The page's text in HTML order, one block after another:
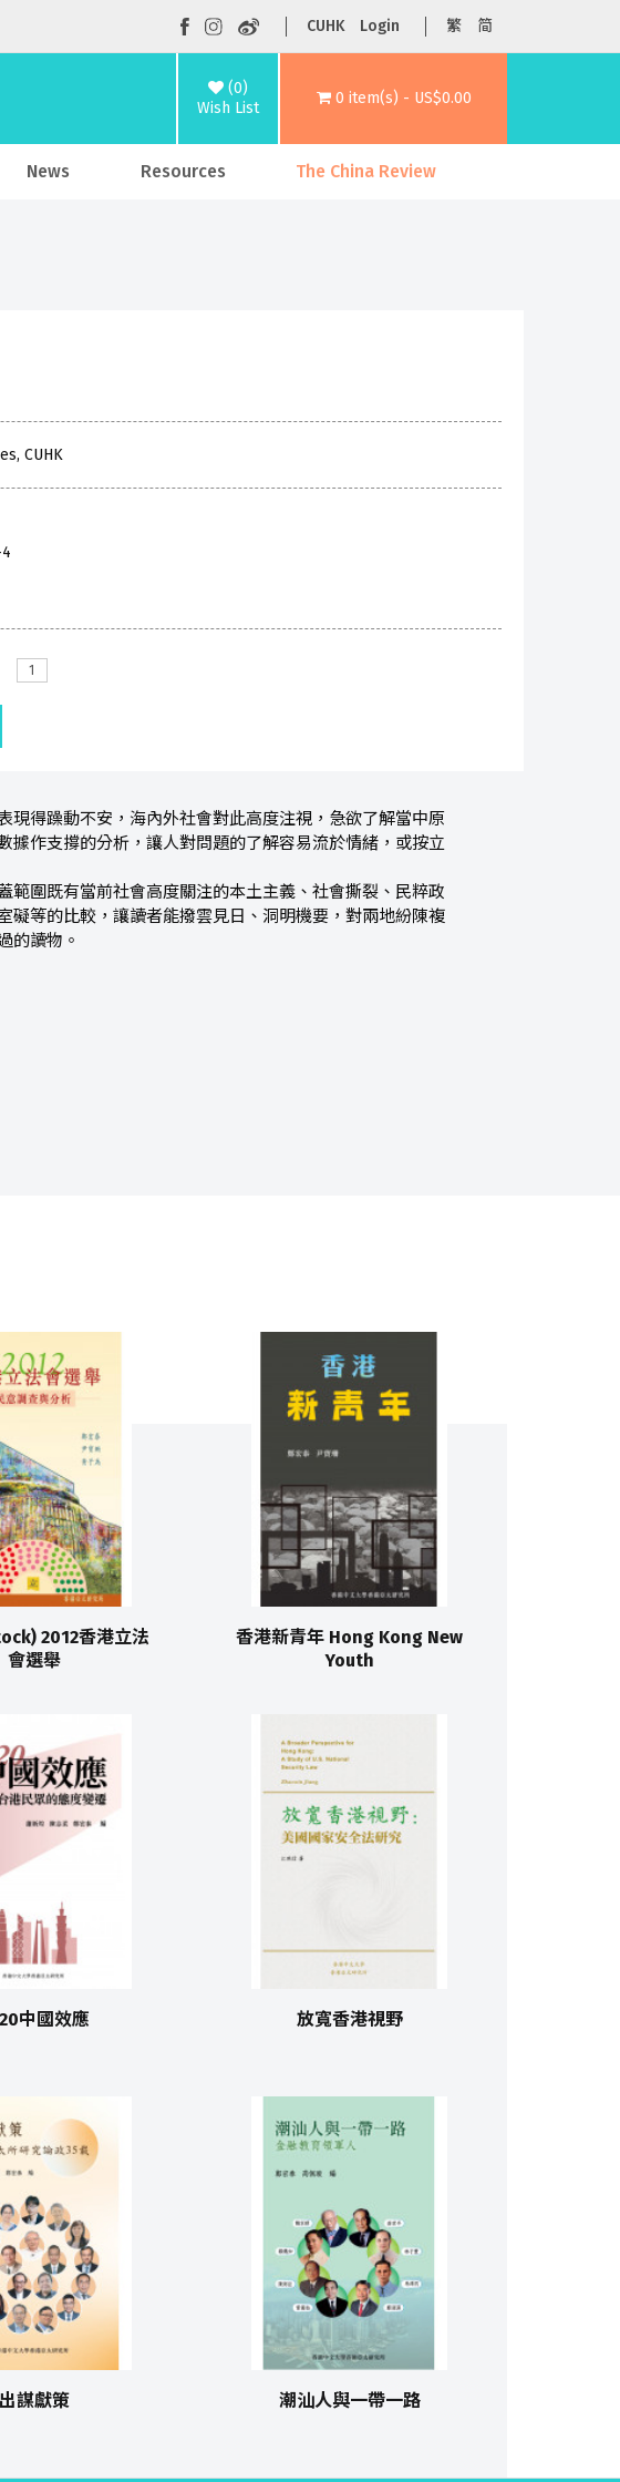
CUHK Login 繁 简
(0)
Wish List
0 item(s) - US$0.00
News Resources The China Review
CUHK
得躁動不安，海內外社會對此高度注視，急欲了解當中原
據作支撐的分析，讓人對問題的了解容易流於情緒，或按立
圍既有當前社會高度關注的本土主義、社會撕裂、民粹政
等的比較，讓讀者能撥雲見日、洞明機要，對兩地紛陳複
的讀物。
2012香港立法
會選舉
香港新青年 Hong Kong New
Youth
中國效應 放寬香港視野
出謀獻策 潮汕人與一帶一路